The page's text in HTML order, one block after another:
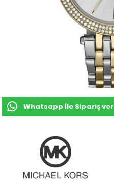
Whatsapp İle Sipariş ver